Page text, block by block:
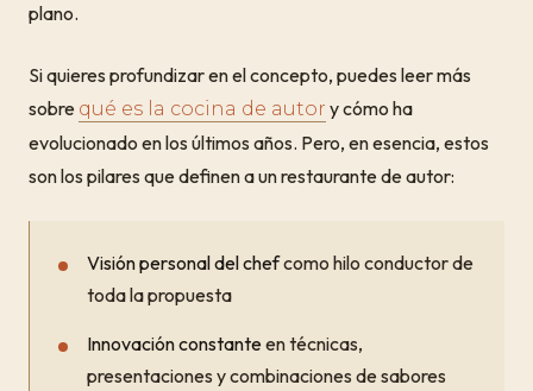
plano.
Si quieres profundizar en el concepto, puedes leer más
sobre qué es la cocina de autor y cómo ha
evolucionado en los últimos años. Pero, en esencia, estos
son los pilares que definen a un restaurante de autor:
Visión personal del chefcomo hilo conductor de
toda la propuesta
Innovación constanteen técnicas,
presentaciones y combinaciones de sabores